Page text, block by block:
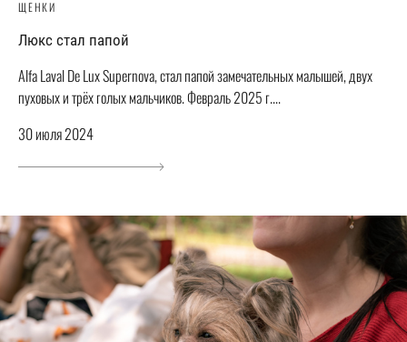
ЩЕНКИ
Люкс стал папой
Alfa Laval De Lux Supernova, стал папой замечательных малышей, двух
пуховых и трёх голых мальчиков. Февраль 2025 г....
30 июля 2024